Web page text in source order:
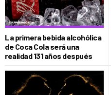
SOCIEDAD
CULTURIZANDO.COM
La primera bebida alcohólica
de Coca Cola será una
realidad 131 años después